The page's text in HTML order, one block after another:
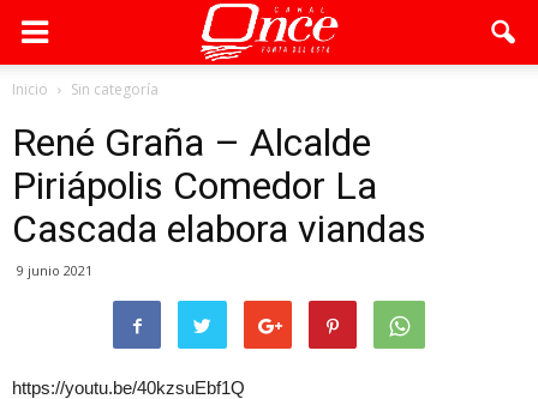
Inicio Sin categoría
René Graña – Alcalde
Piriápolis Comedor La
Cascada elabora viandas
9 junio 2021
https://youtu.be/40kzsuEbf1Q